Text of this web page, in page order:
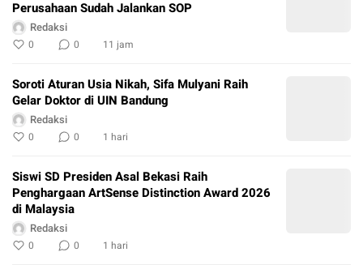
Perusahaan Sudah Jalankan SOP
Redaksi
0 0 11 jam
Soroti Aturan Usia Nikah, Sifa Mulyani Raih
Gelar Doktor di UIN Bandung
Redaksi
0 0 1 hari
Siswi SD Presiden Asal Bekasi Raih
Penghargaan ArtSense Distinction Award 2026
di Malaysia
Redaksi
0 0 1 hari